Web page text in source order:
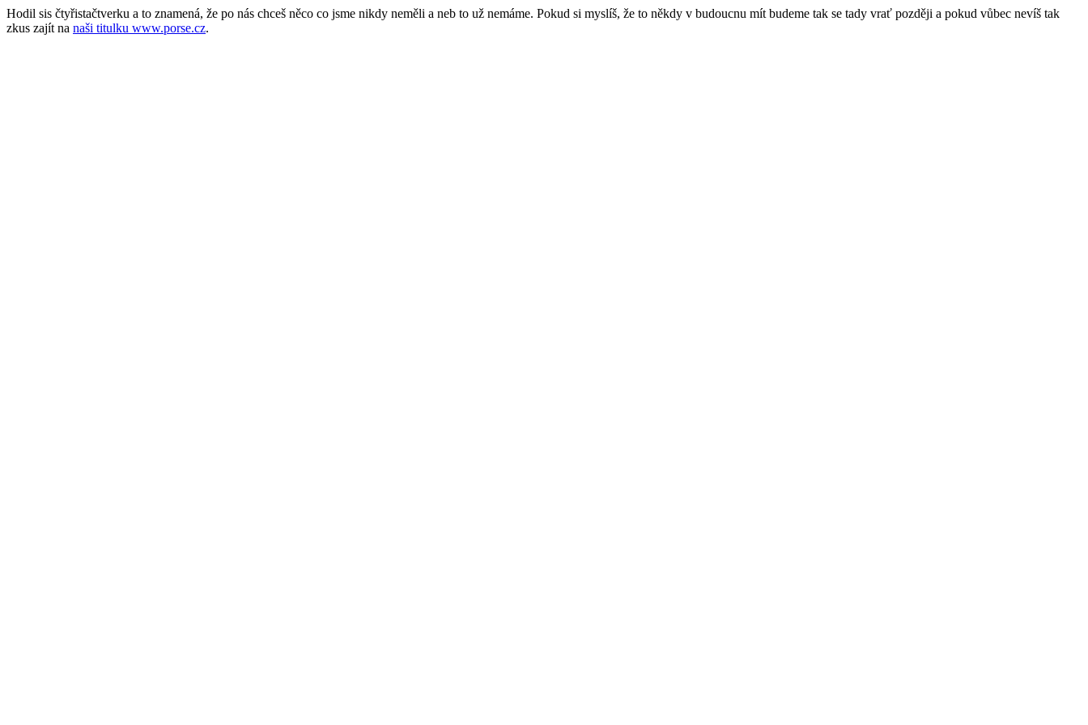
Hodil sis čtyřistačtverku a to znamená, že po nás chceš něco co jsme nikdy neměli a neb to už nemáme. Pokud si myslíš, že to někdy v budoucnu mít budeme tak se tady vrať později a pokud vůbec nevíš tak
zkus zajít na naši titulku www.porse.cz.